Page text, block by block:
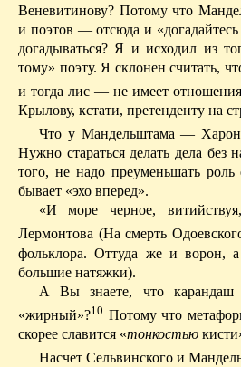
Веневитинову? Потому что
и поэтов — отсюда и
догадываться? Я и исходил из
тому» поэту. Я склонен считать,
и тогда лис — не имеет
Крылову, кстати, претенденту на
Что у Мандельштама —
Нужно стараться делать дела без
того, не надо преуменьшать роль
бывает «эхо вперед».
«И море черное,
Лермонтова (На смерть
фольклора. Оттуда же и ворон,
большие натяжки).
А Вы знаете, что карандаш
«жирный»?10 Потому что
скорее славится «тонкостью
Насчет Сельвинского и